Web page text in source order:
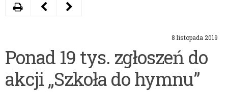
8 listopada 2019
Ponad 19 tys. zgłoszeń do
akcji „Szkoła do hymnu”
DrukujNastępny
Szkół
Promujących
Poprzedni
„Komunikacja
kluczem